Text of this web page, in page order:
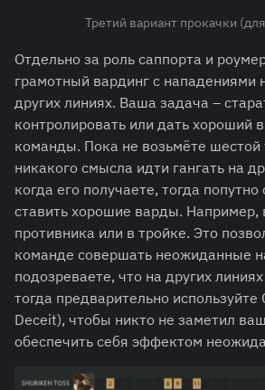
Третий вариант прокачки
Отдельно за роль саппорта и
грамотный вардинг с нападениями
других линиях. Ваша задача –
контролировать или дать хороший
команды. Пока не возьмёте шестой
никакого смысла идти гангать на
когда его получаете, тогда попутно
ставить хорошие варды. Например,
противника или в тройке. Это
команде совершать неожиданные
подозреваете, что на других
тогда предварительно
Deceit), чтобы никто не заметил
обеспечить себя эффектом